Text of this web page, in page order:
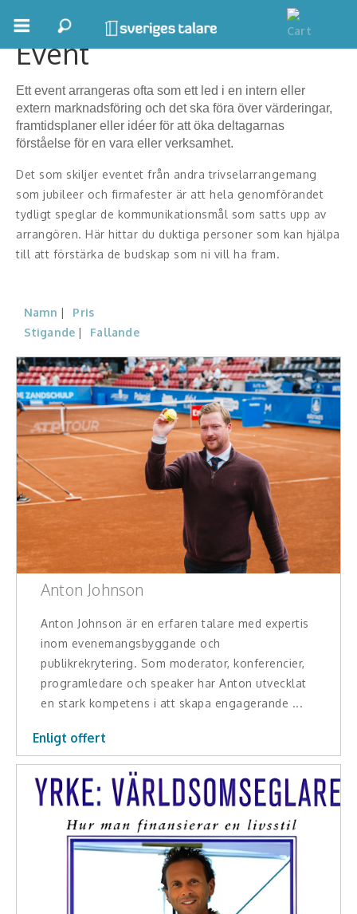
Boka ett möte
Samhällsnytta
Inspiration
Inspirerande Föreläsare
Personlig utveckling, målsättning
Life Stories & Trivsel
Moderator, konferencier
Konferencier
Workshopledare, facilitator
Radio och TV-profiler
Underhållning och event
Humoristiska föredrag
Komiker
Konst
Musiker
Something a Little Different
Underhållning
Event
Ett event arrangeras ofta som ett led i en intern eller
extern marknadsföring och det ska föra över värderingar,
framtidsplaner eller idéer för att öka deltagarnas
förståelse för en vara eller verksamhet.
Det som skiljer eventet från andra trivselarrangemang
som jubileer och firmafester är att hela genomförandet
tydligt speglar de kommunikationsmål som satts upp av
arrangören. Här hittar du duktiga personer som kan hjälpa
till att förstärka de budskap som ni vill ha fram.
Namn
Pris
Stigande
Fallande
Anton Johnson
Anton Johnson är en erfaren talare med expertis
inom evenemangsbyggande och
publikrekrytering. Som moderator, konferencier,
programledare och speaker har Anton utvecklat
en stark kompetens i att skapa engagerande ...
Enligt offert